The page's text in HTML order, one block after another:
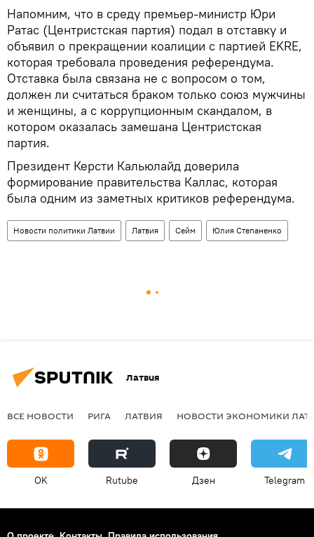
Напомним, что в среду премьер-министр Юри
Ратас (Центристская партия) подал в отставку и
объявил о прекращении коалиции с партией EKRE,
которая требовала проведения референдума.
Отставка была связана не с вопросом о том,
должен ли считаться браком только союз мужчины
и женщины, а с коррупционным скандалом, в
котором оказалась замешана Центристская
партия.
Президент Керсти Кальюлайд доверила
формирование правительства Каллас, которая
была одним из заметных критиков референдума.
Новости политики Латвии Латвия Сейм Юлия Степаненко
Латвия
ВСЕ НОВОСТИ РИГА ЛАТВИЯ НОВОСТИ ЭКОНОМИКИ
OK Rutube Дзен Telegram